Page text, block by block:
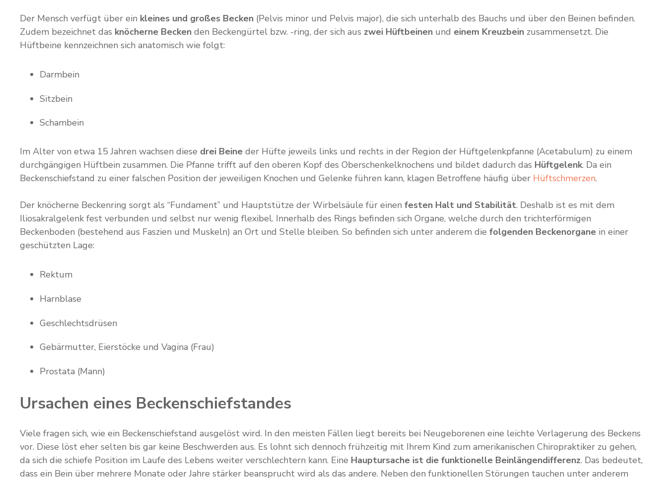
Der Mensch verfügt über ein kleines und großes Becken (Pelvis minor und Pelvis major), die sich unterhalb des Bauchs und über den Beinen befinden.
Zudem bezeichnet das knöcherne Becken den Beckengürtel bzw. -ring, der sich aus zwei Hüftbeinen und einem Kreuzbein zusammensetzt. Die
Hüftbeine kennzeichnen sich anatomisch wie folgt:
Darmbein
Sitzbein
Schambein
Im Alter von etwa 15 Jahren wachsen diese drei Beine der Hüfte jeweils links und rechts in der Region der Hüftgelenkpfanne (Acetabulum) zu einem
durchgängigen Hüftbein zusammen. Die Pfanne trifft auf den oberen Kopf des Oberschenkelknochens und bildet dadurch das Hüftgelenk. Da ein
Beckenschiefstand zu einer falschen Position der jeweiligen Knochen und Gelenke führen kann, klagen Betroffene häufig über Hüftschmerzen.
Der knöcherne Beckenring sorgt als “Fundament” und Hauptstütze der Wirbelsäule für einen festen Halt und Stabilität. Deshalb ist es mit dem
Iliosakralgelenk fest verbunden und selbst nur wenig flexibel. Innerhalb des Rings befinden sich Organe, welche durch den trichterförmigen
Beckenboden (bestehend aus Faszien und Muskeln) an Ort und Stelle bleiben. So befinden sich unter anderem die folgenden Beckenorgane in einer
geschützten Lage:
Rektum
Harnblase
Geschlechtsdrüsen
Gebärmutter, Eierstöcke und Vagina (Frau)
Prostata (Mann)
Ursachen eines Beckenschiefstandes
Viele fragen sich, wie ein Beckenschiefstand ausgelöst wird. In den meisten Fällen liegt bereits bei Neugeborenen eine leichte Verlagerung des Beckens
vor. Diese löst eher selten bis gar keine Beschwerden aus. Es lohnt sich dennoch frühzeitig mit Ihrem Kind zum amerikanischen Chiropraktiker zu gehen,
da sich die schiefe Position im Laufe des Lebens weiter verschlechtern kann. Eine Hauptursache ist die funktionelle Beinlängendifferenz. Das bedeutet,
dass ein Bein über mehrere Monate oder Jahre stärker beansprucht wird als das andere. Neben den funktionellen Störungen tauchen unter anderem